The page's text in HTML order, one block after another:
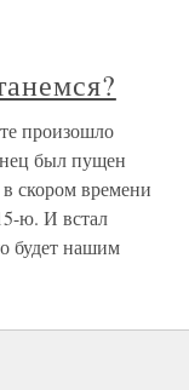
произошло
был пущен
скором времени
ю. И встал
будет нашим